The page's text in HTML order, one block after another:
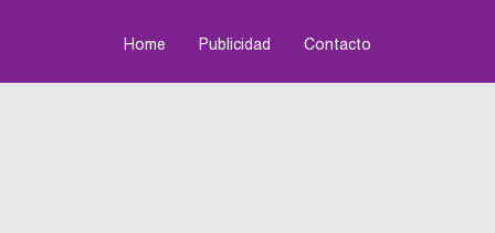
Home Publicidad Contacto